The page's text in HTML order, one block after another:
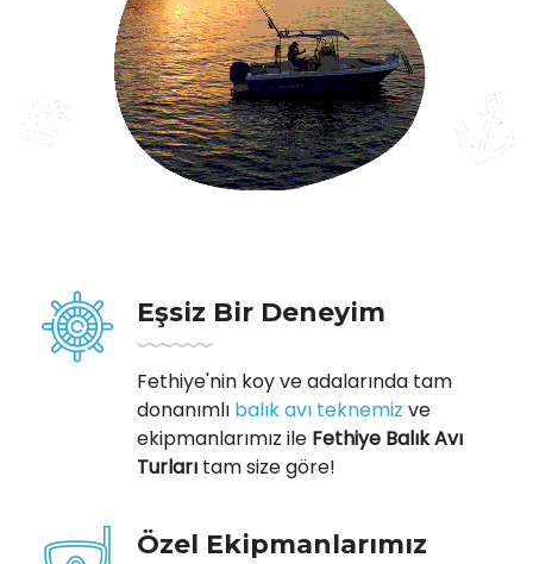
Eşsiz Bir Deneyim
Fethiye'nin koy ve adalarında tam
donanımlı balık avı teknemiz ve
ekipmanlarımız ile Fethiye Balık Avı
Turları tam size göre!
Özel Ekipmanlarımız